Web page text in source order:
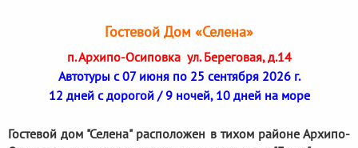
Гостевой Дом «Селена»
п. Архипо-Осиповка ул. Береговая, д.14
Автотуры с 07 июня по 25 сентября 2026 г.
12 дней с дорогой / 9 ночей, 10 дней на море
Гостевой дом "Селена" расположен в тихом районе Архипо-